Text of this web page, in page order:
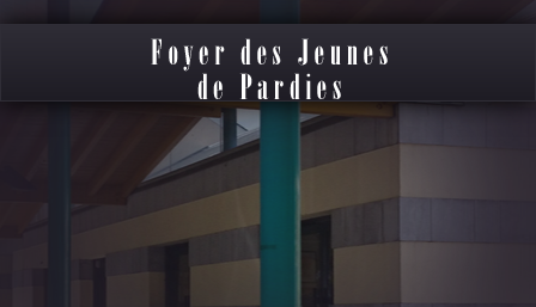
précédente
précédent
suivante
suivant